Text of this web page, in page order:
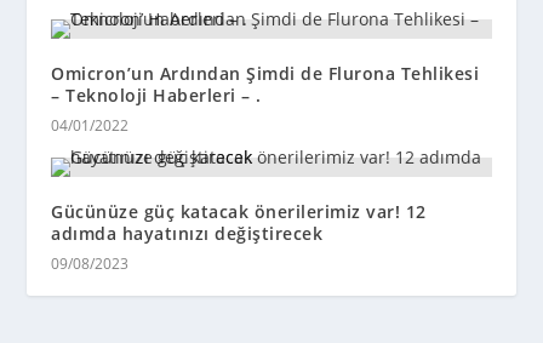
Omicron’un Ardından Şimdi de Flurona Tehlikesi
– Teknoloji Haberleri – .
04/01/2022
Gücünüze güç katacak önerilerimiz var! 12
adımda hayatınızı değiştirecek
09/08/2023